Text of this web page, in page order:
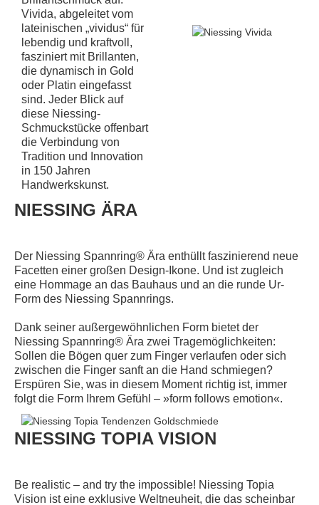
Vivida, abgeleitet vom
lateinischen „vividus“ für
lebendig und kraftvoll,
fasziniert mit Brillanten,
die dynamisch in Gold
oder Platin eingefasst
sind. Jeder Blick auf
diese Niessing-
Schmuckstücke offenbart
die Verbindung von
Tradition und Innovation
in 150 Jahren
Handwerkskunst.
NIESSING ÄRA
Der Niessing Spannring® Ära enthüllt faszinierend neue
Facetten einer großen Design-Ikone. Und ist zugleich
eine Hommage an das Bauhaus und an die runde Ur-
Form des Niessing Spannrings.
Dank seiner außergewöhnlichen Form bietet der
Niessing Spannring® Ära zwei Tragemöglichkeiten:
Sollen die Bögen quer zum Finger verlaufen oder sich
zwischen die Finger sanft an die Hand schmiegen?
Erspüren Sie, was in diesem Moment richtig ist, immer
folgt die Form Ihrem Gefühl – »form follows emotion«.
NIESSING TOPIA VISION
Be realistic – and try the impossible! Niessing Topia
Vision ist eine exklusive Weltneuheit, die das scheinbar